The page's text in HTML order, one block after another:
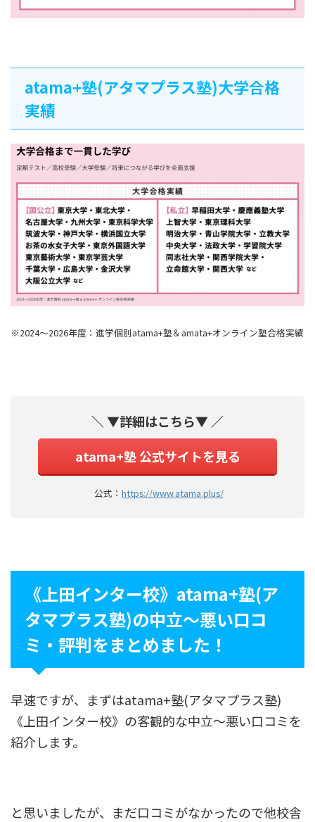
atama+塾(アタマプラス塾)大学合格
実績
※2024～2026年度：進学個別atama+塾＆amata+オンライン塾合格実績
＼ ▼詳細はこちら▼ ／
atama+塾 公式サイトを見る
公式： https://www.atama.plus/
《上田インター校》atama+塾(ア
タマプラス塾)の中立〜悪い口コ
ミ・評判をまとめました！
早速ですが、まずはatama+塾(アタマプラス塾)
《上田インター校》の客観的な中立〜悪い口コミを
紹介します。
と思いましたが、まだ口コミがなかったので他校舎